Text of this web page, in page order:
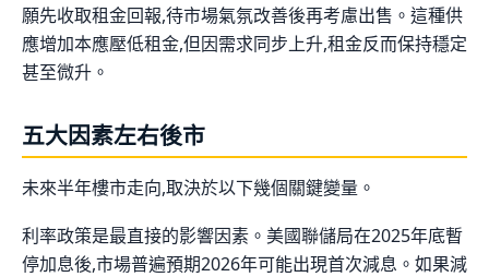
願先收取租金回報,待市場氣氛改善後再考慮出售。這種供
應增加本應壓低租金,但因需求同步上升,租金反而保持穩定
甚至微升。
五大因素左右後市
未來半年樓市走向,取決於以下幾個關鍵變量。
利率政策是最直接的影響因素。美國聯儲局在2025年底暫
停加息後,市場普遍預期2026年可能出現首次減息。如果減